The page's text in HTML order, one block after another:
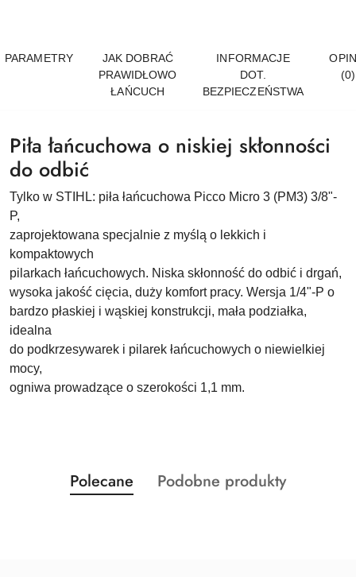
PARAMETRY
JAK DOBRAĆ
PRAWIDŁOWO
ŁAŃCUCH
INFORMACJE
DOT.
BEZPIECZEŃSTWA
(0)
Piła łańcuchowa o niskiej skłonności
do odbić
Tylko w STIHL: piła łańcuchowa Picco Micro 3 (PM3) 3/8"-
P,
zaprojektowana specjalnie z myślą o lekkich i
kompaktowych
pilarkach łańcuchowych. Niska skłonność do odbić i drgań,
wysoka jakość cięcia, duży komfort pracy. Wersja 1/4"-P o
bardzo płaskiej i wąskiej konstrukcji, mała podziałka,
idealna
do podkrzesywarek i pilarek łańcuchowych o niewielkiej
mocy,
ogniwa prowadzące o szerokości 1,1 mm.
Pomiń karuzelę produktów
Produkty
o
Polecane
Produkty
Podobne produkty